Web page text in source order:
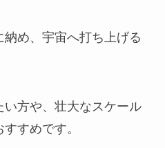
め、宇宙へ打ち上げる
方や、壮大なスケール
すめです。